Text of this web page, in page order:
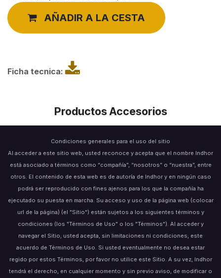
AÑADIR A LA CESTA
Ficha tecnica:
Productos Accesorios
Condiciones generales para el uso del sitio
Al acceder a este sitio web, usted reconoce y acepta que el nombre Indhor
está asociado a términos como “compañía”, “nosotros” o “nuestra”, entre
otros. El contenido de esta web es de autoría de Indhor y en ningún caso
podrá ser reproducido con fines ajenos para los que la compañía ha
ejecutado su puesta en marcha. Su acceso y uso de la página web (colocar
url de la página) (el "Sitio") están sujetos a los siguientes términos y
condiciones (los "Términos de Uso" o los "Términos"). Al acceder y
navegar el Sitio, usted acepta, sin limitaciones ni condiciones, este
acuerdo de Términos de Uso. Si usted eventualmente no desea estar
regido por estos Términos, por favor no utilice este Sitio. A su vez, Indhor
tendrá el derecho, en cualquier momento y sin previo aviso, de modificar o